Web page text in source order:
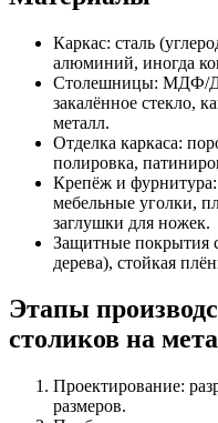
Каркас: сталь
алюминий, иногда
Столешницы: МДФ/
закалённое стекло,
металл.
Отделка каркаса:
полировка,
Крепёж и
мебельные уголки,
заглушки для ножек.
Защитные покрытия
дерева), стойкая
Этапы
столиков на
Проектирование:
размеров.